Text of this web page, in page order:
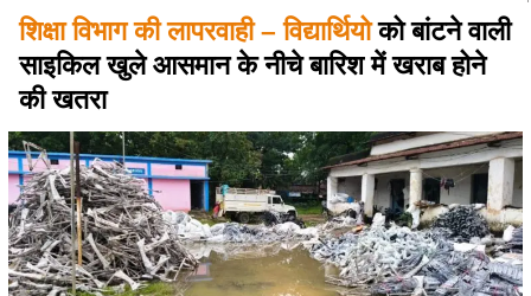
शिक्षा विभाग की लापरवाही – विद्यार्थियोको बांटने वाली
साइकिल खुले आसमान के नीचे बारिश में खराब होने
की खतरा